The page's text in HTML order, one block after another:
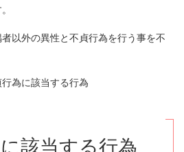
すメリット
こすデメリット
以外の異性と不貞行為を行う事を不
該当する行為